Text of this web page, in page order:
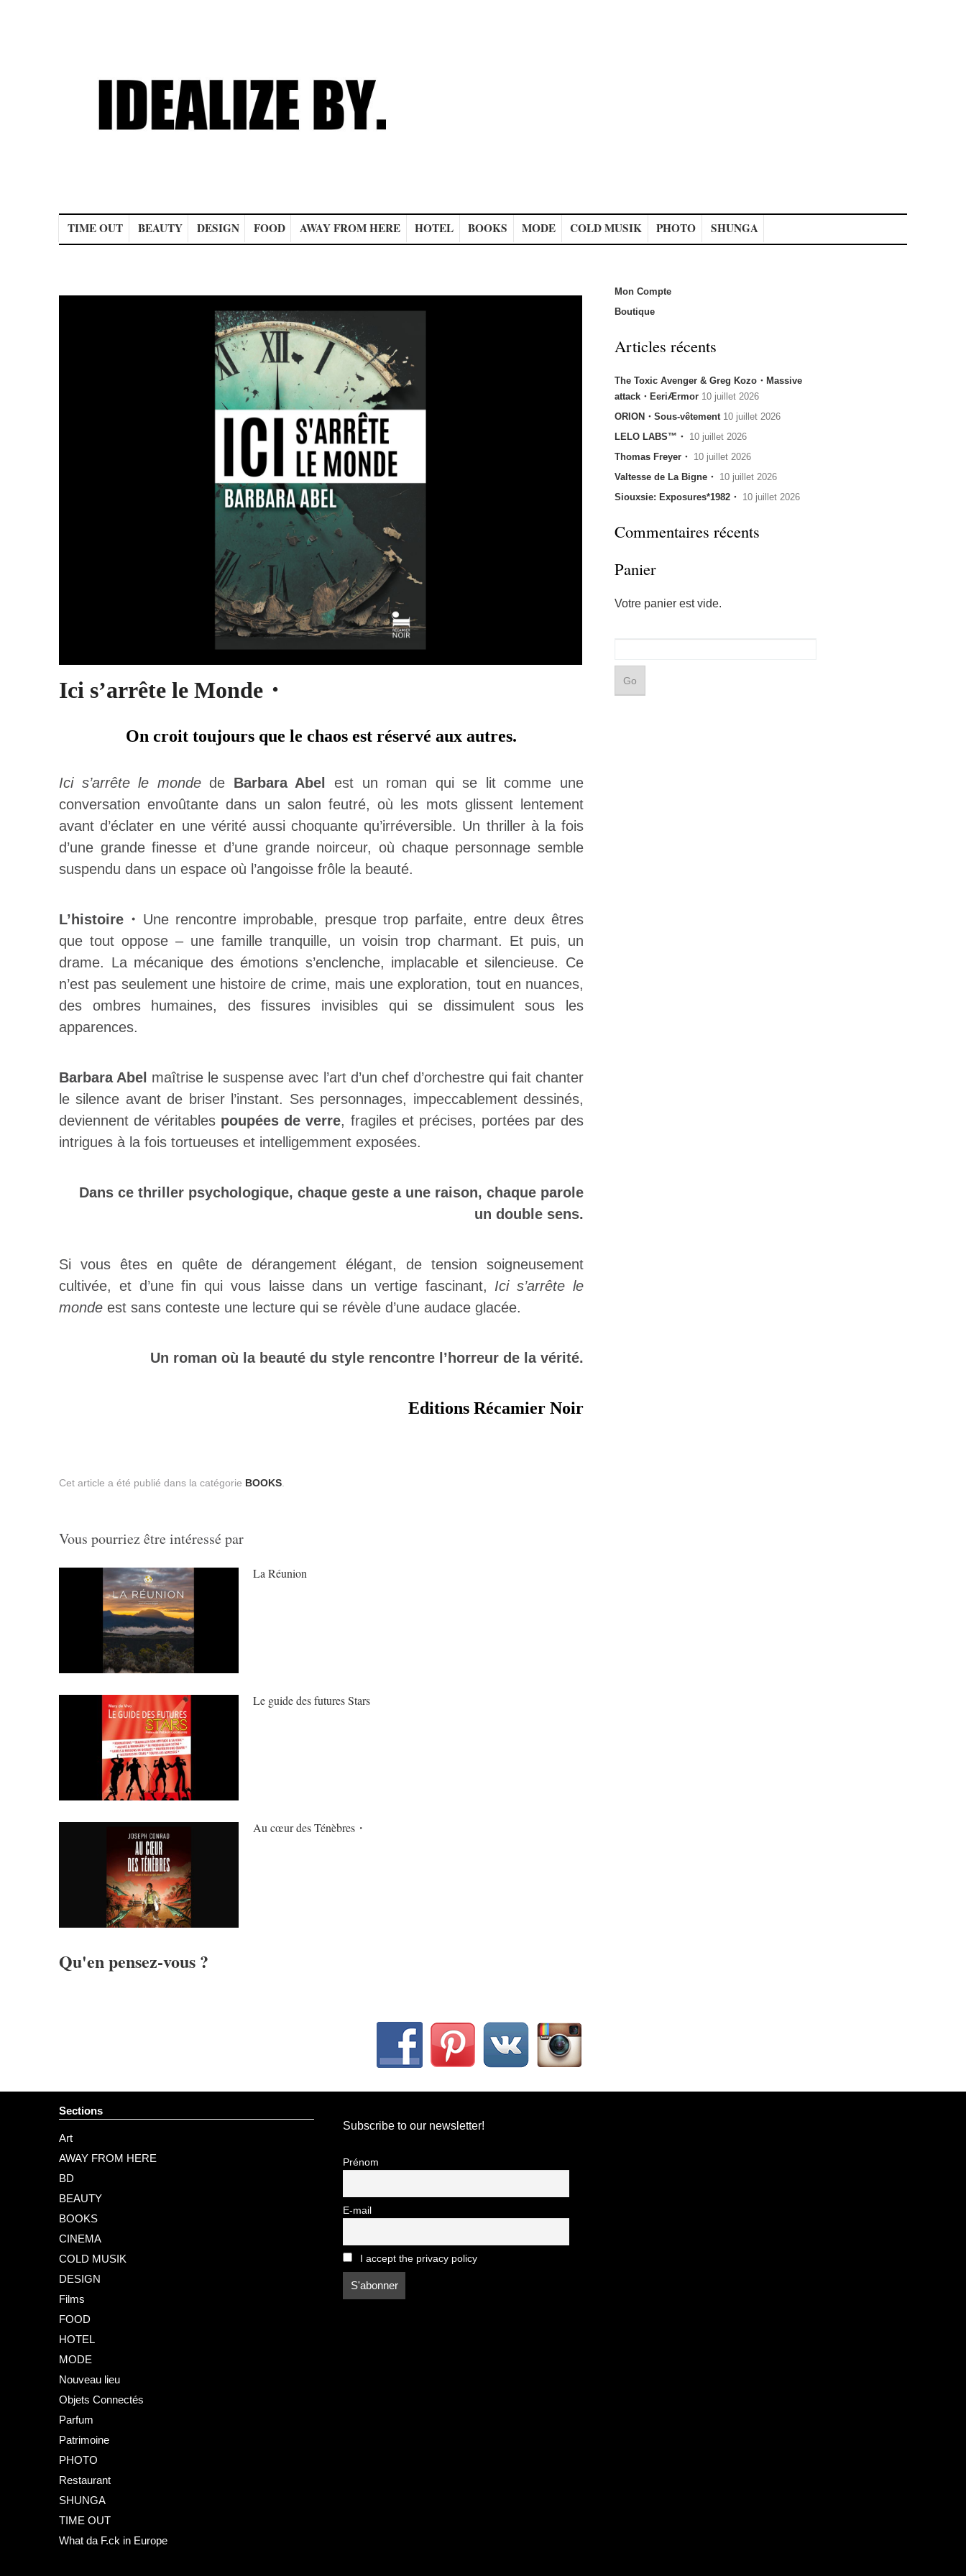
TIME OUT BEAUTY DESIGN FOOD AWAY FROM HERE HOTEL BOOKS MODE COLD MUSIK PHOTO SHUNGA
Ici s’arrête le Monde・
On croit toujours que le chaos est réservé aux autres.
Ici s’arrête le mondede Barbara Abel
est un roman qui se lit comme une
conversation envoûtante dans un salon feutré, où les mots glissent lentement
avant d’éclater en une vérité aussi choquante qu’irréversible. Un thriller à la fois
d’une grande finesse et d’une grande noirceur, où chaque personnage semble
suspendu dans un espace où l’angoisse frôle la beauté.
L’histoire・ Une rencontre improbable, presque trop parfaite, entre deux êtres
que tout oppose – une famille tranquille, un voisin trop charmant. Et puis, un
drame. La mécanique des émotions s’enclenche, implacable et silencieuse. Ce
n’est pas seulement une histoire de crime, mais une exploration, tout en nuances,
des ombres humaines, des fissures invisibles qui se dissimulent sous les
apparences.
Barbara Abel maîtrise le suspense avec l’art d’un chef d’orchestre qui fait chanter
le silence avant de briser l’instant. Ses personnages, impeccablement dessinés,
deviennent de véritables poupées de verre, fragiles et précises, portées par des
intrigues à la fois tortueuses et intelligemment exposées.
Dans ce thriller psychologique, chaque geste a une raison, chaque parole
un double sens.
Si vous êtes en quête de dérangement élégant, de tension soigneusement
cultivée, et d’une fin qui vous laisse dans un vertige fascinant, Ici s’arrête le
monde est sans conteste une lecture qui se révèle d’une audace glacée.
Un roman où la beauté du style rencontre l’horreur de la vérité.
Editions Récamier Noir
Cet article a été publié dans la catégorie BOOKS
Vous pourriez être intéressé par
La Réunion
Le guide des futures Stars
Au cœur des Ténèbres・
Qu'en pensez-vous ?
Mon Compte
Boutique
Articles récents
The Toxic Avenger & Greg Kozo・Massive
attack・EeriÆrmor 10 juillet 2026
ORION・Sous-vêtement 10 juillet 2026
LELO LABS™・ 10 juillet 2026
Thomas Freyer・ 10 juillet 2026
Valtesse de La Bigne・ 10 juillet 2026
Siouxsie: Exposures*1982・ 10 juillet 2026
Commentaires récents
Panier
Votre panier est vide.
Sections
Art
AWAY FROM HERE
BD
BEAUTY
BOOKS
CINEMA
COLD MUSIK
DESIGN
Films
FOOD
HOTEL
MODE
Nouveau lieu
Objets Connectés
Parfum
Patrimoine
PHOTO
Restaurant
SHUNGA
TIME OUT
What da F.ck in Europe
Subscribe to our newsletter!
Prénom
E-mail
I accept the privacy policy